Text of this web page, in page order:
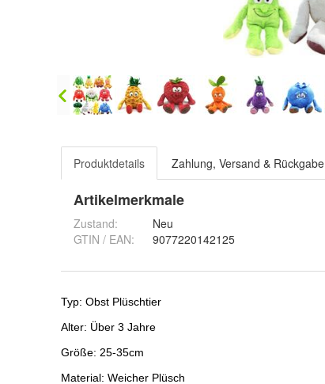
Produktdetails Zahlung, Versand & Rückgabe
Artikelmerkmale
Zustand:
Neu
GTIN / EAN:
9077220142125